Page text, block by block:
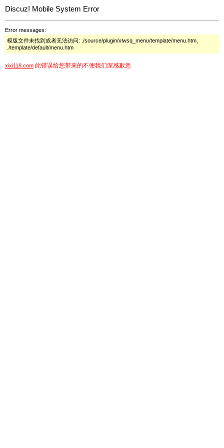
Discuz! Mobile System Error
Error messages:
模版文件未找到或者无法访问: ./source/plugin/xlwsq_menu/template/menu.htm,
./template/default/menu.htm
xixi118.com 此错误给您带来的不便我们深感歉意